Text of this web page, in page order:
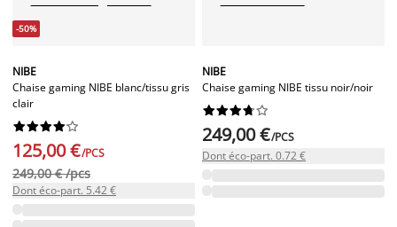
-50%
NIBE
Chaise gaming NIBE blanc/tissu gris
clair






125,00 €/PCS
249,00 € /pcs
Dont éco-part. 5.42 €
NIBE
Chaise gaming NIBE tissu noir/noir






249,00 €/PCS
Dont éco-part. 0.72 €